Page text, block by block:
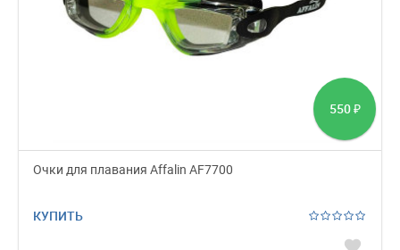
550 ₽
Очки для плавания Affalin AF7700
КУПИТЬ